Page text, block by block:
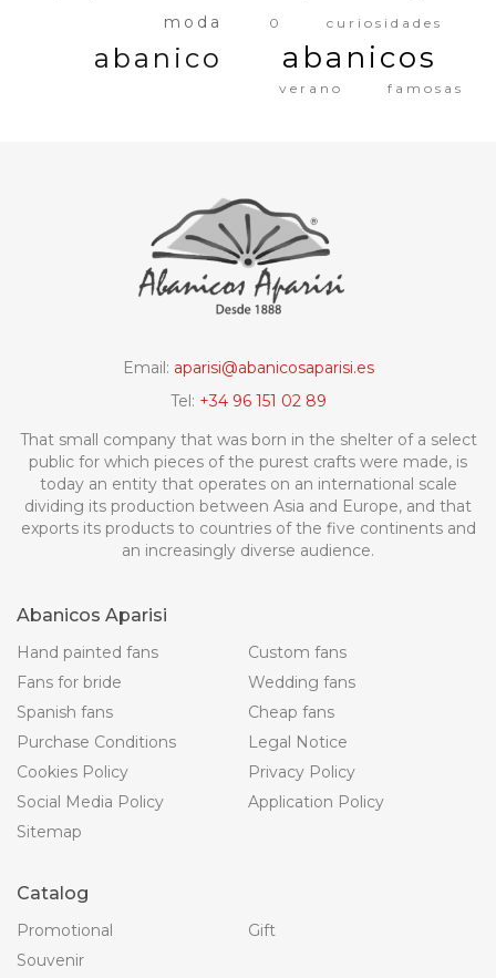
moda 0 curiosidades
abanico abanicos
verano famosas
Email: aparisi@abanicosaparisi.es
Tel: +34 96 151 02 89
That small company that was born in the shelter of a select
public for which pieces of the purest crafts were made, is
today an entity that operates on an international scale
dividing its production between Asia and Europe, and that
exports its products to countries of the five continents and
an increasingly diverse audience.
Abanicos Aparisi
Hand painted fans
Custom fans
Fans for bride
Wedding fans
Spanish fans
Cheap fans
Purchase Conditions
Legal Notice
Cookies Policy
Privacy Policy
Social Media Policy
Application Policy
Sitemap
Catalog
Promotional
Gift
Souvenir